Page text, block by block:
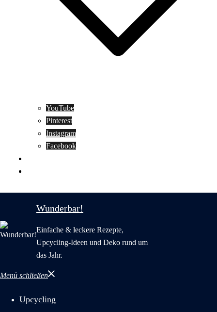
YouTube
Pinterest
Instagram
Facebook
Wunderbar!
Einfache & leckere Rezepte,
Upcycling-Ideen und Deko rund um
das Jahr.
Menü schließen
Upcycling